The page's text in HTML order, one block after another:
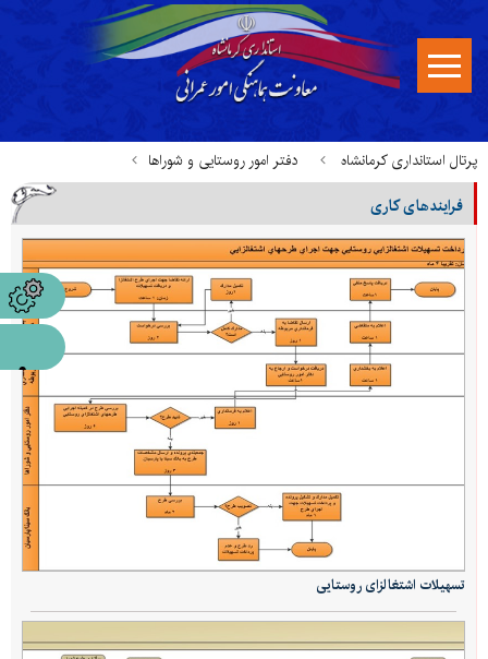
پرتال استانداری کرمانشاه دفتر امور روستایی و شوراها
اطلاع رسانی فرآیندهای کاری
فرایندهای کاری
تسهیلات اشتغالزای روستایی